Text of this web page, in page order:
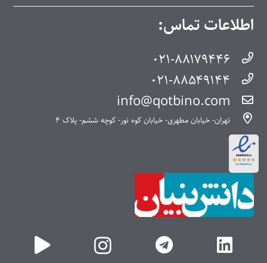
اطلاعات تماس:
۰۲۱-۸۸۱۷۹۴۴۶
۰۲۱-۸۸۵۴۹۱۴۴
info@qotbino.com
تهران- خیابان مطهری- خیابان کوه نور- کوچه ششم- پلاک ۴